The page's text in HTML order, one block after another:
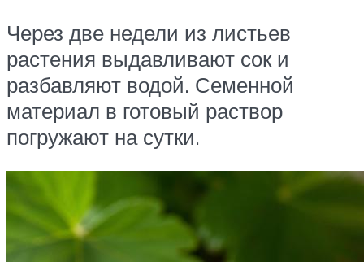
Через две недели из листьев
растения выдавливают сок и
разбавляют водой. Семенной
материал в готовый раствор
погружают на сутки.